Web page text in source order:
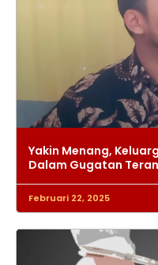
Yakin Menang,
Dalam Gugatan
Februari 22, 2025